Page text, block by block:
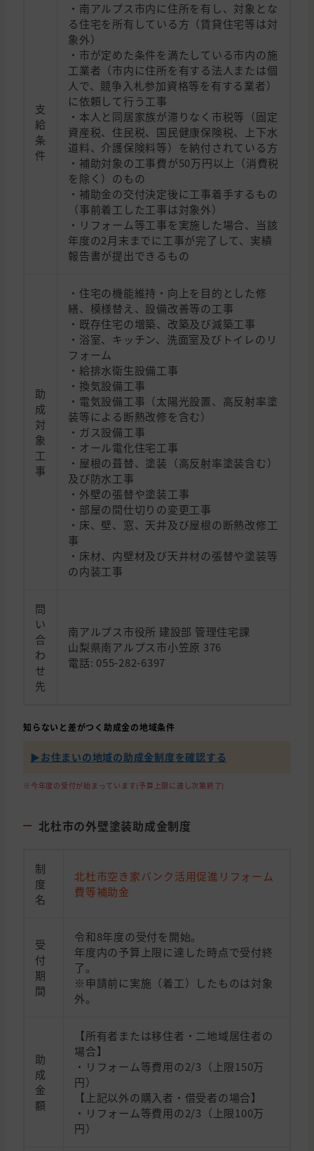
支
給
条
件
・南アルプス市内に住所を有し、対象とな
る住宅を所有している方（賃貸住宅等は対
象外）
・市が定めた条件を満たしている市内の施
工業者（市内に住所を有する法人または個
人で、競争入札参加資格等を有する業者）
に依頼して行う工事
・本人と同居家族が滞りなく市税等（固定
資産税、住民税、国民健康保険税、上下水
道料、介護保険料等）を納付されている方
・補助対象の工事費が50万円以上（消費税
を除く）のもの
・補助金の交付決定後に工事着手するもの
（事前着工した工事は対象外）
・リフォーム等工事を実施した場合、当該
年度の2月末までに工事が完了して、実績
報告書が提出できるもの
助
成
対
象
工
事
・住宅の機能維持・向上を目的とした修
繕、模様替え、設備改善等の工事
・既存住宅の増築、改築及び減築工事
・浴室、キッチン、洗面室及びトイレのリ
フォーム
・給排水衛生設備工事
・換気設備工事
・電気設備工事（太陽光設置、高反射率塗
装等による断熱改修を含む）
・ガス設備工事
・オール電化住宅工事
・屋根の葺替、塗装（高反射率塗装含む）
及び防水工事
・外壁の張替や塗装工事
・部屋の間仕切りの変更工事
・床、壁、窓、天井及び屋根の断熱改修工
事
・床材、内壁材及び天井材の張替や塗装等
の内装工事
問
い
合
わ
せ
先
南アルプス市役所 建設部 管理住宅課
山梨県南アルプス市小笠原 376
電話: 055-282-6397
知らないと差がつく助成金の地域条件
▶︎お住まいの地域の助成金制度を確認する
※今年度の受付が始まっています(予算上限に達し次第終了)
北杜市の外壁塗装助成金制度
制
度
名
北杜市空き家バンク活用促進リフォーム
費等補助金
受
付
期
間
令和8年度の受付を開始。
年度内の予算上限に達した時点で受付終
了。
※申請前に実施（着工）したものは対象
外。
助
成
金
額
【所有者または移住者・二地域居住者の
場合】
・リフォーム等費用の2/3（上限150万
円）
【上記以外の購入者・借受者の場合】
・リフォーム等費用の2/3（上限100万
円）